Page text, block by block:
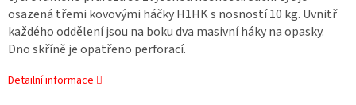
osazená třemi kovovými háčky H1HK s nosností 10 kg. Uvnitř
každého oddělení jsou na boku dva masivní háky na opasky.
Dno skříně je opatřeno perforací.
Detailní informace